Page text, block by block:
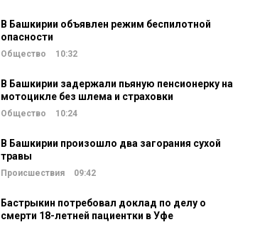
В Башкирии объявлен режим беспилотной
опасности
Общество 10:32
В Башкирии задержали пьяную пенсионерку на
мотоцикле без шлема и страховки
Общество 10:24
В Башкирии произошло два загорания сухой
травы
Происшествия 09:42
Бастрыкин потребовал доклад по делу о
смерти 18-летней пациентки в Уфе